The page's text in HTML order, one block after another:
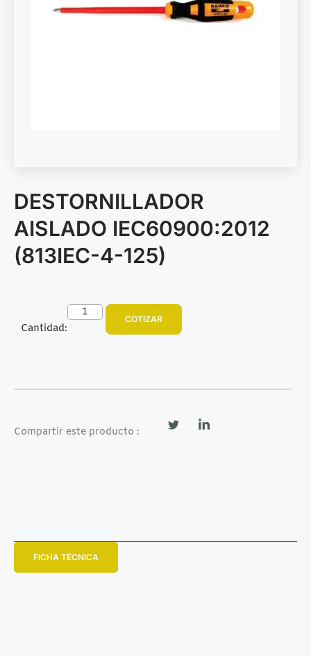
DESTORNILLADOR
AISLADO IEC60900:2012
(813IEC-4-125)
Cantidad:
COTIZAR
Compartir este producto :
FICHA TÉCNICA